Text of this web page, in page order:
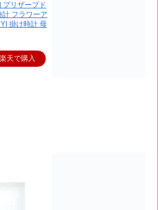
プリザーブド
フラワーア
掛け時計 母
楽天で購入